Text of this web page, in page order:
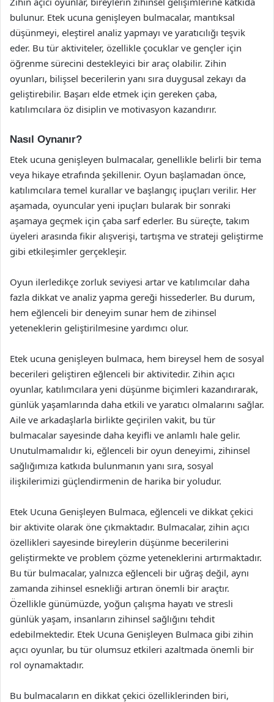
bulunur. Etek ucuna genişleyen bulmacalar, mantıksal
düşünmeyi, eleştirel analiz yapmayı ve yaratıcılığı teşvik
eder. Bu tür aktiviteler, özellikle çocuklar ve gençler için
öğrenme sürecini destekleyici bir araç olabilir. Zihin
oyunları, bilişsel becerilerin yanı sıra duygusal zekayı da
geliştirebilir. Başarı elde etmek için gereken çaba,
katılımcılara öz disiplin ve motivasyon kazandırır.
Nasıl Oynanır?
Etek ucuna genişleyen bulmacalar, genellikle belirli bir tema
veya hikaye etrafında şekillenir. Oyun başlamadan önce,
katılımcılara temel kurallar ve başlangıç ipuçları verilir. Her
aşamada, oyuncular yeni ipuçları bularak bir sonraki
aşamaya geçmek için çaba sarf ederler. Bu süreçte, takım
üyeleri arasında fikir alışverişi, tartışma ve strateji geliştirme
gibi etkileşimler gerçekleşir.
Oyun ilerledikçe zorluk seviyesi artar ve katılımcılar daha
fazla dikkat ve analiz yapma gereği hissederler. Bu durum,
hem eğlenceli bir deneyim sunar hem de zihinsel
yeteneklerin geliştirilmesine yardımcı olur.
Etek ucuna genişleyen bulmaca, hem bireysel hem de sosyal
becerileri geliştiren eğlenceli bir aktivitedir. Zihin açıcı
oyunlar, katılımcılara yeni düşünme biçimleri kazandırarak,
günlük yaşamlarında daha etkili ve yaratıcı olmalarını sağlar.
Aile ve arkadaşlarla birlikte geçirilen vakit, bu tür
bulmacalar sayesinde daha keyifli ve anlamlı hale gelir.
Unutulmamalıdır ki, eğlenceli bir oyun deneyimi, zihinsel
sağlığımıza katkıda bulunmanın yanı sıra, sosyal
ilişkilerimizi güçlendirmenin de harika bir yoludur.
Etek Ucuna Genişleyen Bulmaca, eğlenceli ve dikkat çekici
bir aktivite olarak öne çıkmaktadır. Bulmacalar, zihin açıcı
özellikleri sayesinde bireylerin düşünme becerilerini
geliştirmekte ve problem çözme yeteneklerini artırmaktadır.
Bu tür bulmacalar, yalnızca eğlenceli bir uğraş değil, aynı
zamanda zihinsel esnekliği artıran önemli bir araçtır.
Özellikle günümüzde, yoğun çalışma hayatı ve stresli
günlük yaşam, insanların zihinsel sağlığını tehdit
edebilmektedir. Etek Ucuna Genişleyen Bulmaca gibi zihin
açıcı oyunlar, bu tür olumsuz etkileri azaltmada önemli bir
rol oynamaktadır.
Bu bulmacaların en dikkat çekici özelliklerinden biri,